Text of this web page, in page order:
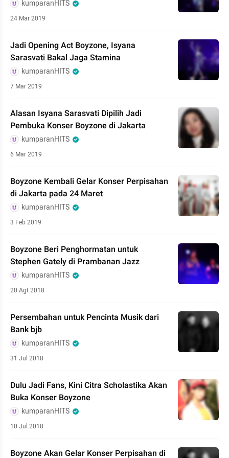
kumparanHITS
24 Mar 2019
Jadi Opening Act Boyzone, Isyana
Sarasvati Bakal Jaga Stamina
kumparanHITS
7 Mar 2019
Alasan Isyana Sarasvati Dipilih Jadi
Pembuka Konser Boyzone di Jakarta
kumparanHITS
6 Mar 2019
Boyzone Kembali Gelar Konser Perpisahan
di Jakarta pada 24 Maret
kumparanHITS
3 Feb 2019
Boyzone Beri Penghormatan untuk
Stephen Gately di Prambanan Jazz
kumparanHITS
20 Agt 2018
Persembahan untuk Pencinta Musik dari
Bank bjb
kumparanHITS
31 Jul 2018
Dulu Jadi Fans, Kini Citra Scholastika Akan
Buka Konser Boyzone
kumparanHITS
10 Jul 2018
Boyzone Akan Gelar Konser Perpisahan di